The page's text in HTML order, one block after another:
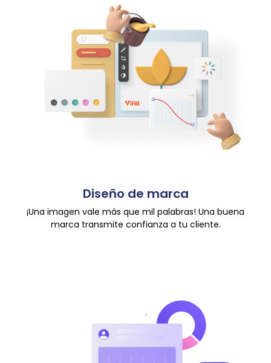
Diseño de marca
¡Una imagen vale más que mil palabras! Una buena
marca transmite confianza a tu cliente.